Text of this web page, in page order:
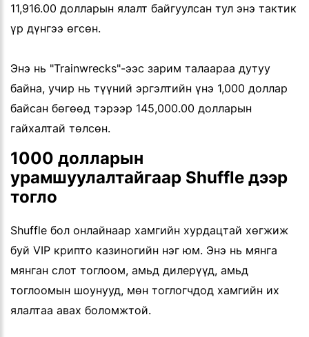
11,916.00 долларын ялалт байгуулсан тул энэ тактик
үр дүнгээ өгсөн.
Энэ нь "Trainwrecks"-ээс зарим талаараа дутуу
байна, учир нь түүний эргэлтийн үнэ 1,000 доллар
байсан бөгөөд тэрээр 145,000.00 долларын
гайхалтай төлсөн.
1000 долларын
урамшуулалтайгаар Shuffle дээр
тогло
Shuffle бол онлайнаар хамгийн хурдацтай хөгжиж
буй VIP крипто казиногийн нэг юм. Энэ нь мянга
мянган слот тоглоом, амьд дилерүүд, амьд
тоглоомын шоунууд, мөн тоглогчдод хамгийн их
ялалтаа авах боломжтой.